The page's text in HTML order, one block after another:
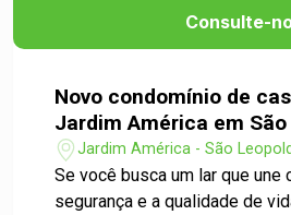
Consulte-
Novo condomínio de
Jardim América em
Jardim América - São
Se você busca um lar que une
segurança e a qualidade de